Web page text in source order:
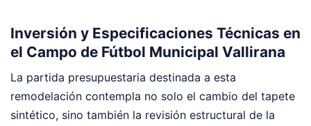
Inversión y Especificaciones Técnicas en
el Campo de Fútbol Municipal Vallirana
La partida presupuestaria destinada a esta
remodelación contempla no solo el cambio del tapete
sintético, sino también la revisión estructural de la